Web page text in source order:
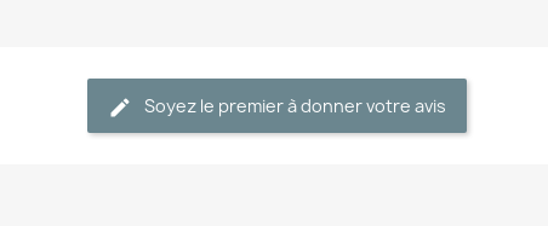
Soyez le premier à donner votre avis